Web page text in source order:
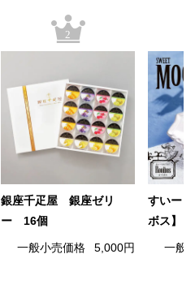
2
銀座千疋屋 銀座ゼリ
ー 16個
一般小売価格 5,000円
すいー
ボス】
一般